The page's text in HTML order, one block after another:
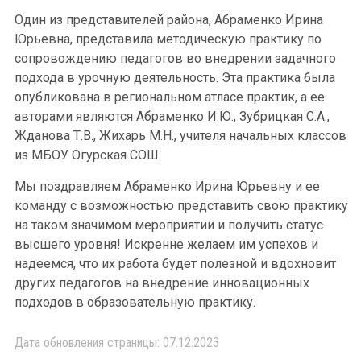
Один из представителей района, Абраменко Ирина
Юрьевна, представила методическую практику по
сопровождению педагогов во внедрении задачного
подхода в урочную деятельность. Эта практика была
опубликована в региональном атласе практик, а ее
авторами являются Абраменко И.Ю., Зубрицкая С.А.,
Жданова Т.В., Жихарь М.Н., учителя начальных классов
из МБОУ Огурская СОШ.
Мы поздравляем Абраменко Ирина Юрьевну и ее
команду с возможностью представить свою практику
на таком значимом мероприятии и получить статус
высшего уровня! Искренне желаем им успехов и
надеемся, что их работа будет полезной и вдохновит
других педагогов на внедрение инновационных
подходов в образовательную практику.
Дата обновления страницы: 07.12.2023